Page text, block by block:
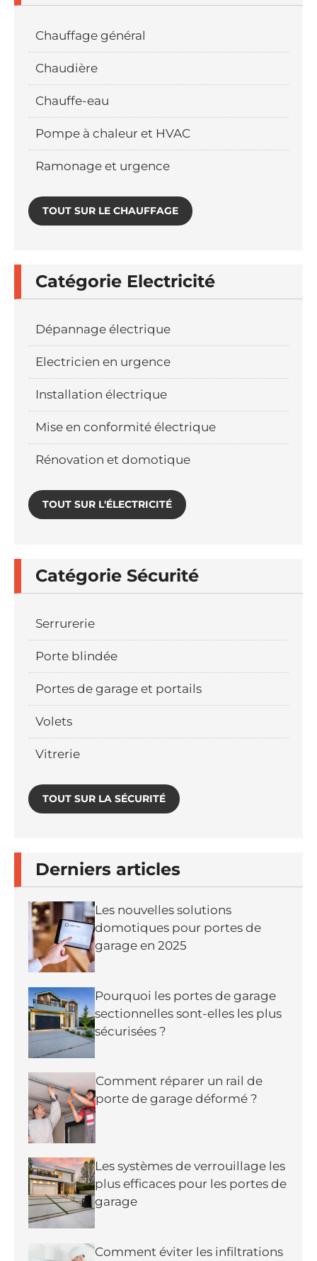
Chauffage général
Chaudière
Chauffe-eau
Pompe à chaleur et HVAC
Ramonage et urgence
TOUT SUR LE CHAUFFAGE
Catégorie Electricité
Dépannage électrique
Electricien en urgence
Installation électrique
Mise en conformité électrique
Rénovation et domotique
TOUT SUR L'ÉLECTRICITÉ
Catégorie Sécurité
Serrurerie
Porte blindée
Portes de garage et portails
Volets
Vitrerie
TOUT SUR LA SÉCURITÉ
Derniers articles
Les nouvelles solutions
domotiques pour portes de
garage en 2025
Pourquoi les portes de garage
sectionnelles sont-elles les plus
sécurisées ?
Comment réparer un rail de
porte de garage déformé ?
Les systèmes de verrouillage les
plus efficaces pour les portes de
garage
Comment éviter les infiltrations